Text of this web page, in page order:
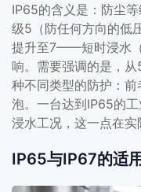
IP65的含义是：防尘
级5（防任何方向的低
提升至7——短时浸水
响。需要强调的是，
种不同类型的防护：
泡。一台达到IP65的
浸水工况，这一点在实
IP65与IP67的适